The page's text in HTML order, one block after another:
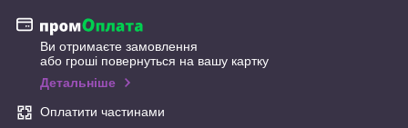
Ви отримаєте замовлення
або гроші повернуться на вашу картку
Детальніше
Оплатити частинами